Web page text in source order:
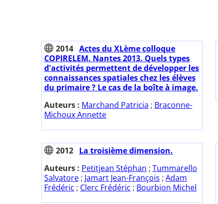
2014 Actes du XLème colloque
COPIRELEM. Nantes 2013. Quels types
d'activités permettent de développer les
connaissances spatiales chez les élèves
du primaire ? Le cas de la boîte à image.
Auteurs : Marchand Patricia ; Braconne-
Michoux Annette
2012 La troisième dimension.
Auteurs : Petitjean Stéphan ; Tummarello
Salvatore ; Jamart Jean-François ; Adam
Frédéric ; Clerc Frédéric ; Bourbion Michel